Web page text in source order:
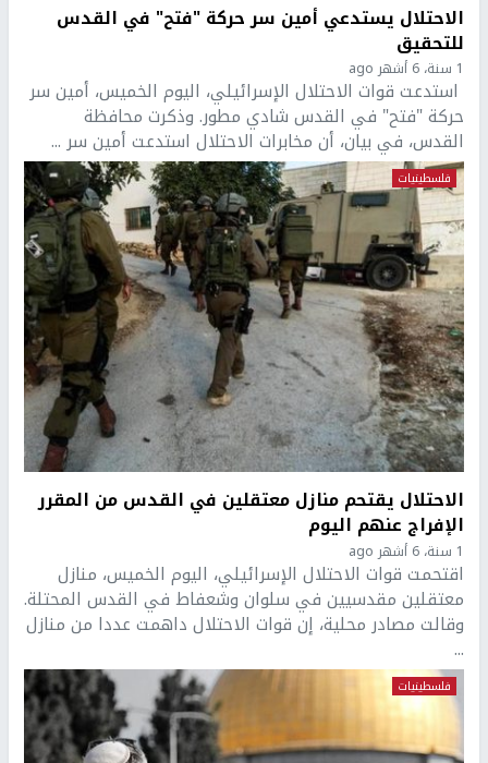
الاحتلال يستدعي أمين سر حركة "فتح" في القدس
للتحقيق
1 سنة، 6 أشهر ago
استدعت قوات الاحتلال الإسرائيلي، اليوم الخميس، أمين سر
حركة "فتح" في القدس شادي مطور. وذكرت محافظة
القدس، في بيان، أن مخابرات الاحتلال استدعت أمين سر ...
فلسطينيات
الاحتلال يقتحم منازل معتقلين في القدس من المقرر
الإفراج عنهم اليوم
1 سنة، 6 أشهر ago
اقتحمت قوات الاحتلال الإسرائيلي، اليوم الخميس، منازل
معتقلين مقدسيين في سلوان وشعفاط في القدس المحتلة.
وقالت مصادر محلية، إن قوات الاحتلال داهمت عددا من منازل
...
فلسطينيات